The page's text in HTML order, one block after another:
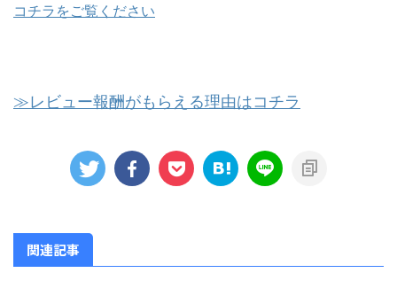
コチラをご覧ください
≫レビュー報酬がもらえる理由はコチラ
関連記事